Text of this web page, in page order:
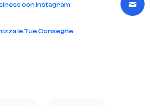
con Instagram
le Tue Consegne